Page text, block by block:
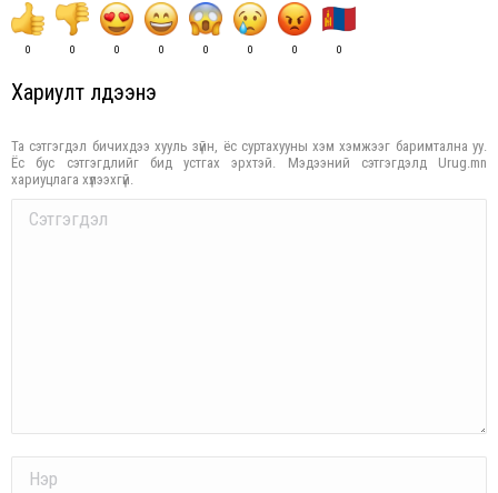
0 0 0 0 0 0 0 0
Хариулт үлдээнэ үү
Та сэтгэгдэл бичихдээ хууль зүйн, ёс суртахууны хэм хэмжээг баримтална уу.
Ёс бус сэтгэгдлийг бид устгах эрхтэй. Мэдээний сэтгэгдэлд Urug.mn
хариуцлага хүлээхгүй.
Comment